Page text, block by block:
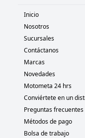
Inicio
Nosotros
Sucursales
Contáctanos
Marcas
Novedades
Motometa 24 hrs
Conviértete en un
Preguntas frecuentes
Métodos de pago
Bolsa de trabajo